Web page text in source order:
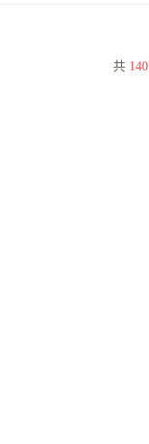
共 140